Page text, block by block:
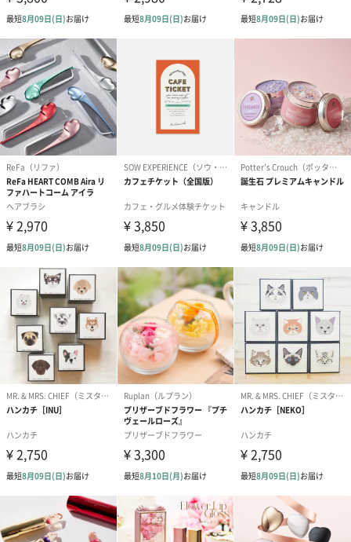
ハンドクリーム3本セッ
ト【ありがとう】
（1,100円）
ドクリーム（ピンクグ
（2,145円）
ドクリーム（
ッシュローズ
リラックスグッズ
リラックスグッズを同梱してお届けします。
かき氷入浴剤4点セット
（ブルー）（748円）
かき氷入浴剤4点セット
（イエロー）（748円）
バスフラワー
【Thank you
円）
ハンドタオル・ハンカチ
ハンドタオル・ハンカチを同梱してお届けいたします。ギフトへ
の＋αにおすすめです。